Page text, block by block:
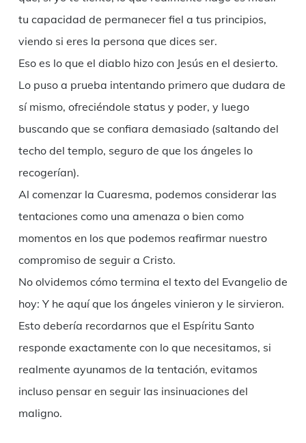
tu capacidad de permanecer fiel a tus principios,
viendo si eres la persona que dices ser.
Eso es lo que el diablo hizo con Jesús en el desierto.
Lo puso a prueba intentando primero que dudara de
sí mismo, ofreciéndole status y poder, y luego
buscando que se confiara demasiado (saltando del
techo del templo, seguro de que los ángeles lo
recogerían).
Al comenzar la Cuaresma, podemos considerar las
tentaciones como una amenaza o bien como
momentos en los que podemos reafirmar nuestro
compromiso de seguir a Cristo.
No olvidemos cómo termina el texto del Evangelio de
hoy: Y he aquí que los ángeles vinieron y le sirvieron.
Esto debería recordarnos que el Espíritu Santo
responde exactamente con lo que necesitamos, si
realmente ayunamos de la tentación, evitamos
incluso pensar en seguir las insinuaciones del
maligno.